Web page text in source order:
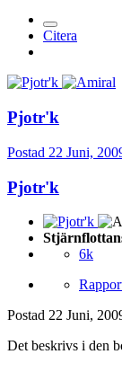
Citera
Pjotr'k
Postad 22 Juni,
Pjotr'k
6k
Postad 22 Juni,
Det beskrivs i den